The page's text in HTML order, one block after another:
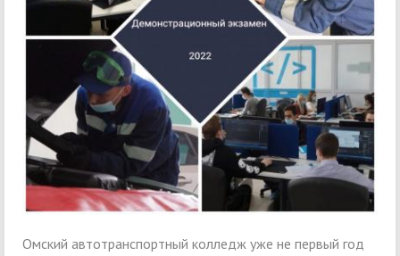
Омский автотранспортный колледж уже не первый год